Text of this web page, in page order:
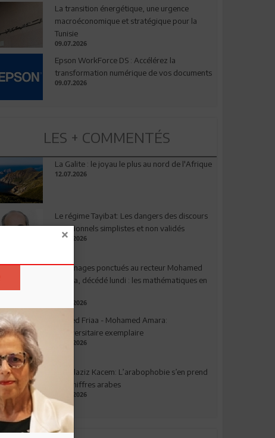
La transition énergétique, une urgence
macroéconomique et stratégique pour la
Tunisie
09.07.2026
Epson WorkForce DS : Accélérez la
transformation numérique de vos documents
09.07.2026
LES + COMMENTÉS
La Galite : le joyau le plus au nord de l'Afrique
12.07.2026
Le régime Tayibat: Les dangers des discours
nutritionnels simplistes et non validés
09.07.2026
Hommages ponctués au recteur Mohamed
Amara, décédé lundi : les mathématiques en
03.08.2026
Ahmed Friaa - Mohamed Amara:
l’Universitaire exemplaire
04.08.2026
Abdelaziz Kacem: L’arabophobie s’en prend
aux chiffres arabes
09.07.2026